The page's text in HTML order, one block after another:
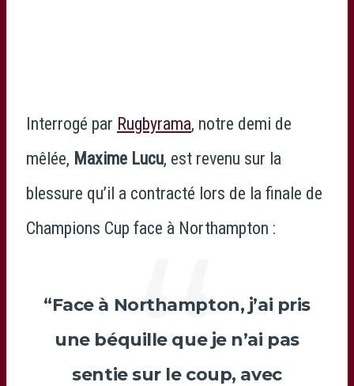
Interrogé par Rugbyrama, notre demi de
mêlée, Maxime Lucu, est revenu sur la
blessure qu’il a contracté lors de la finale de
Champions Cup face à Northampton :
“Face à Northampton, j’ai pris
une béquille que je n’ai pas
sentie sur le coup, avec